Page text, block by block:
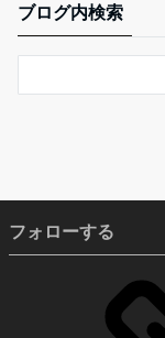
ブログ内検索
フォローする